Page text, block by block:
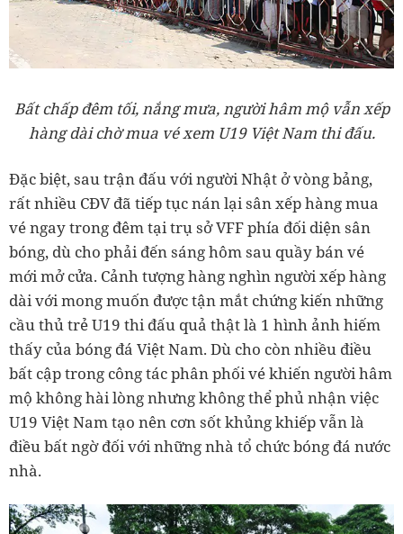
Bất chấp đêm tối, nắng mưa, người hâm mộ vẫn xếp
hàng dài chờ mua vé xem U19 Việt Nam thi đấu.
Đặc biệt, sau trận đấu với người Nhật ở vòng bảng,
rất nhiều CĐV đã tiếp tục nán lại sân xếp hàng mua
vé ngay trong đêm tại trụ sở VFF phía đối diện sân
bóng, dù cho phải đến sáng hôm sau quầy bán vé
mới mở cửa. Cảnh tượng hàng nghìn người xếp hàng
dài với mong muốn được tận mắt chứng kiến những
cầu thủ trẻ U19 thi đấu quả thật là 1 hình ảnh hiếm
thấy của bóng đá Việt Nam. Dù cho còn nhiều điều
bất cập trong công tác phân phối vé khiến người hâm
mộ không hài lòng nhưng không thể phủ nhận việc
U19 Việt Nam tạo nên cơn sốt khủng khiếp vẫn là
điều bất ngờ đối với những nhà tổ chức bóng đá nước
nhà.